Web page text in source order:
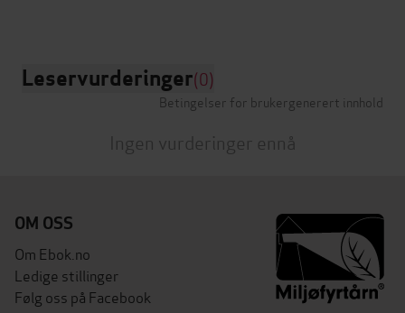
Leservurderinger(0)
Betingelser for brukergenerert innhold
Ingen vurderinger ennå
OM OSS
Om Ebok.no
Ledige stillinger
Følg oss på Facebook